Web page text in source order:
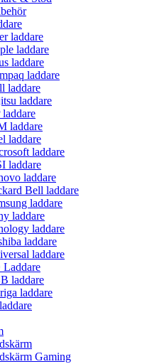
laddare
laddare
laddare
laddare
laddare
laddare
laddare
laddare
laddare
laddare
laddare
laddare
Bell laddare
laddare
laddare
laddare
laddare
laddare
Laddare
laddare
laddare
Gaming